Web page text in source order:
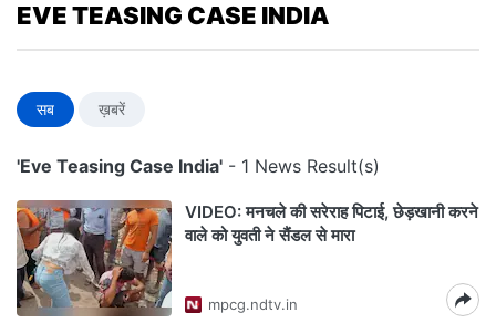
EVE TEASING CASE INDIA
सब ख़बरें
'Eve Teasing Case India' - 1 News Result(s)
VIDEO: मनचले की सरेराह पिटाई, छेड़खानी करने
वाले को युवती ने सैंडल से मारा
mpcg.ndtv.in